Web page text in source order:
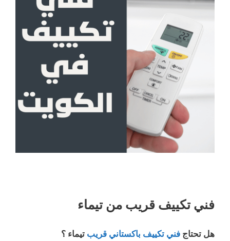
فني تكييف قريب من تيماء
هل تحتاج فني تكييف باكستاني قريب تيماء ؟